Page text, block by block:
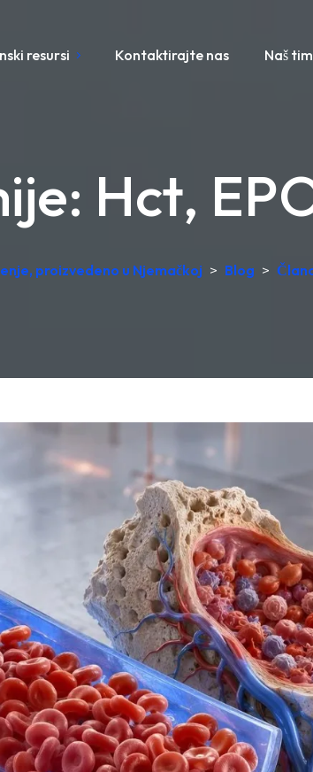
resursi Kontaktirajte nas Naš tim
Hct,
proizvedeno u Njemačkoj > Blog >